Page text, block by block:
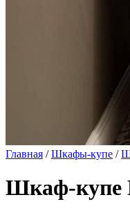
Главная /Шкафы-купе /
Шкаф-купе